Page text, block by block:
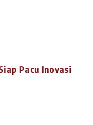
Pacu Inovasi